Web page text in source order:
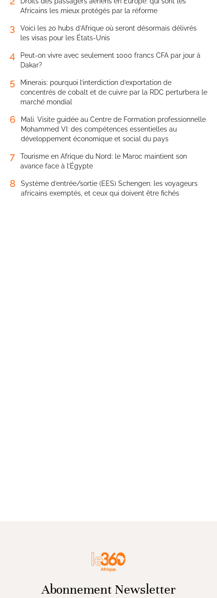
Africains les mieux protégés par la réforme
3
Voici les 20 hubs d’Afrique où seront désormais délivrés
les visas pour les États-Unis
4
Peut-on vivre avec seulement 1000 francs CFA par jour à
Dakar?
5
Minerais: pourquoi l’interdiction d’exportation de
concentrés de cobalt et de cuivre par la RDC perturbera le
marché mondial
6
Mali. Visite guidée au Centre de Formation professionnelle
Mohammed VI: des compétences essentielles au
développement économique et social du pays
7
Tourisme en Afrique du Nord: le Maroc maintient son
avance face à l’Égypte
8
Système d’entrée/sortie (EES) Schengen: les voyageurs
africains exemptés, et ceux qui doivent être fichés
Abonnement Newsletter